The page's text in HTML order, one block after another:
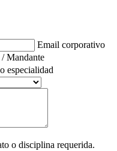
Email corporativo
/ Mandante
especialidad
o disciplina requerida.